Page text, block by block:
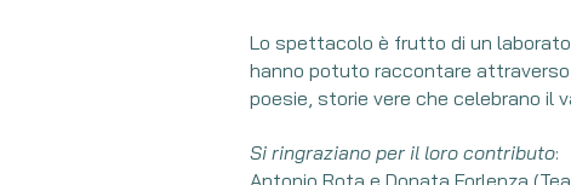
Lo spettacolo è frutto di un
hanno potuto raccontare
poesie, storie vere che celebrano il
Si ringraziano per il loro contributo:
Antonio Rota e Donata Forlenza